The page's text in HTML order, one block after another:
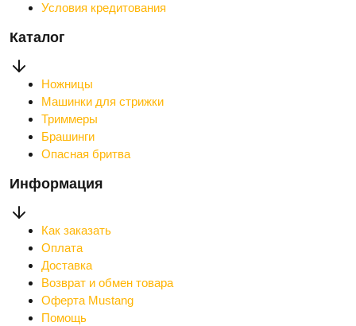
Условия кредитования
Каталог
Ножницы
Машинки для стрижки
Триммеры
Брашинги
Опасная бритва
Информация
Как заказать
Оплата
Доставка
Возврат и обмен товара
Оферта Mustang
Помощь